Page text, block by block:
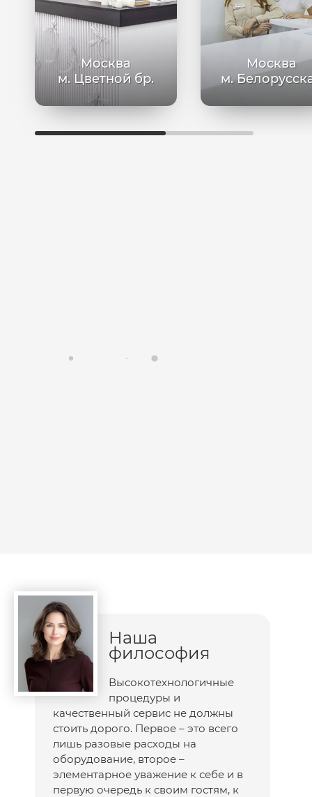
Наша
философия
Высокотехнологичные
процедуры и
качественный сервис не должны
стоить дорого. Первое – это всего
лишь разовые расходы на
оборудование, второе –
элементарное уважение к себе и в
первую очередь к своим гостям, к